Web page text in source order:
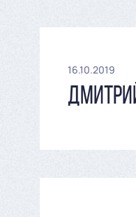
16.10.2019